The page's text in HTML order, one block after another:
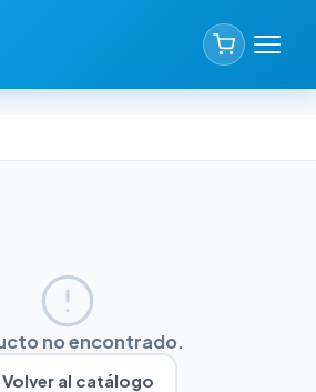
no encontrado.
al catálogo